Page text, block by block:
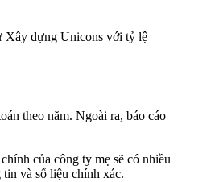
Xây dựng Unicons với tỷ lệ
theo năm. Ngoài ra, báo cáo
của công ty mẹ sẽ có nhiều
và số liệu chính xác.